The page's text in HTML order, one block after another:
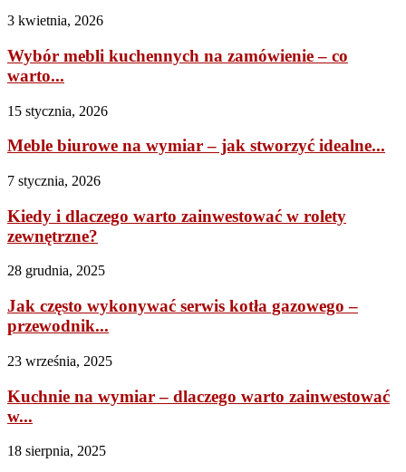
3 kwietnia, 2026
Wybór mebli kuchennych na zamówienie – co
warto...
15 stycznia, 2026
Meble biurowe na wymiar – jak stworzyć idealne...
7 stycznia, 2026
Kiedy i dlaczego warto zainwestować w rolety
zewnętrzne?
28 grudnia, 2025
Jak często wykonywać serwis kotła gazowego –
przewodnik...
23 września, 2025
Kuchnie na wymiar – dlaczego warto zainwestować
w...
18 sierpnia, 2025